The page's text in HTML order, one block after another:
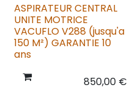
ASPIRATEUR CENTRAL
UNITE MOTRICE
VACUFLO V288 (jusqu'a
150 M²) GARANTIE 10
ans
850,00€